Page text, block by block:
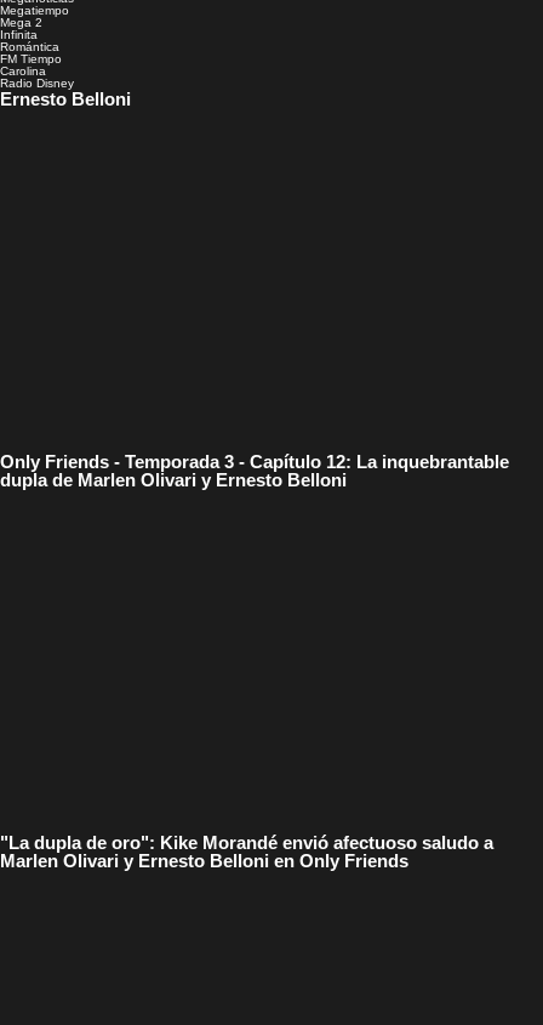
Megatiempo
Mega 2
Infinita
Romántica
FM Tiempo
Carolina
Radio Disney
Ernesto Belloni
Only Friends - Temporada 3 - Capítulo 12: La inquebrantable
dupla de Marlen Olivari y Ernesto Belloni
"La dupla de oro": Kike Morandé envió afectuoso saludo a
Marlen Olivari y Ernesto Belloni en Only Friends